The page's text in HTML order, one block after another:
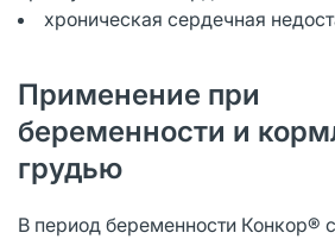
хроническая сердечная
Применение при
беременности и
грудью
В период беременности Конкор®